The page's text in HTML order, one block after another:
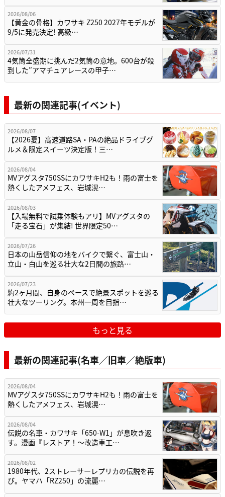
2026/08/06
【黄金の骨格】カワサキ Z250 2027年モデルが
9/5に発売決定! 高級…
2026/07/31
4気筒全盛期に挑んだ2気筒の意地。600台が殺
到した”アマチュアレースの甲子…
最新の関連記事(イベント)
2026/08/07
【2026夏】高速道路SA・PAの絶品ドライブグ
ルメ＆限定スイーツ決定版！三…
2026/08/04
MVアグスタ750SSにカワサキH2も！雨の富士を
熱くしたアメフェス、岩城滉…
2026/08/03
【入場無料で試乗体験もアリ】MVアグスタの
「走る宝石」が集結! 世界限定50…
2026/07/26
日本の山岳信仰の地をバイクで繋ぐ、富士山・
立山・白山を巡る壮大な2日間の旅路…
2026/07/23
約2ヶ月間、自身のペースで絶景スポットを巡る
壮大なツーリング。本州一周を目指…
もっと見る
最新の関連記事(名車／旧車／絶版車)
2026/08/04
MVアグスタ750SSにカワサキH2も！雨の富士を
熱くしたアメフェス、岩城滉…
2026/08/04
伝説の名車・カワサキ「650-W1」が息吹き返
す。漫画『レストア！～改造車工…
2026/08/02
1980年代、2ストレーサーレプリカの伝説を再
び。ヤマハ「RZ250」の流麗…